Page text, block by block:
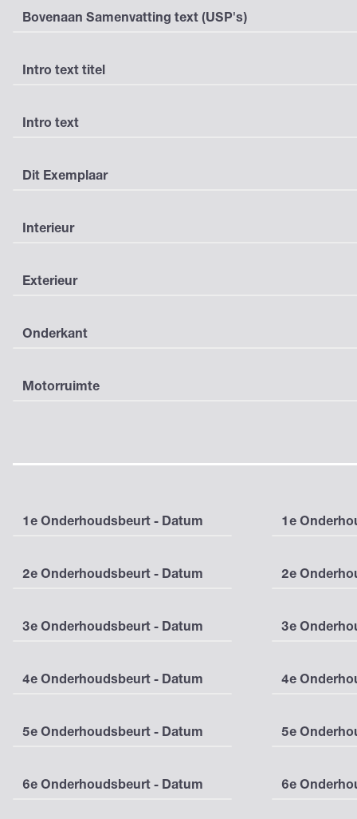
Bovenaan Samenvatting text (USP's)
Intro text titel
Intro text
Dit Exemplaar
Interieur
Exterieur
Onderkant
Motorruimte
1e Onderhoudsbeurt - Datum 1e
2e Onderhoudsbeurt - Datum 2e
3e Onderhoudsbeurt - Datum 3e
4e Onderhoudsbeurt - Datum 4e
5e Onderhoudsbeurt - Datum 5e
6e Onderhoudsbeurt - Datum 6e